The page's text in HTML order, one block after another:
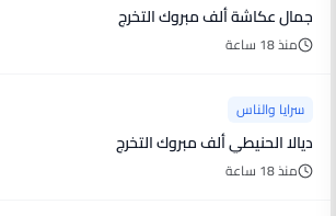
جمال عكاشة ألف مبروك التخرج
منذ 18 ساعة
سرايا والناس
ديالا الحنيطي ألف مبروك التخرج
منذ 18 ساعة